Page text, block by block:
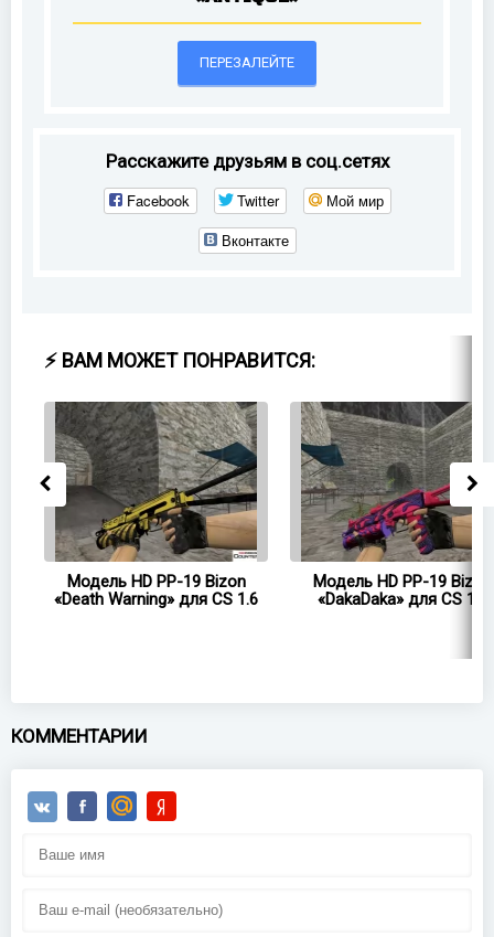
ПЕРЕЗАЛЕЙТЕ
Расскажите друзьям в соц.сетях
Facebook Twitter
Мой мир
Вконтакте
⚡ ВАМ МОЖЕТ ПОНРАВИТСЯ:
Модель HD PP-19 Bizon
«Death Warning» для CS 1.6
Модель HD PP-19 Bizon
«DakaDaka» для CS 1.6
КОММЕНТАРИИ